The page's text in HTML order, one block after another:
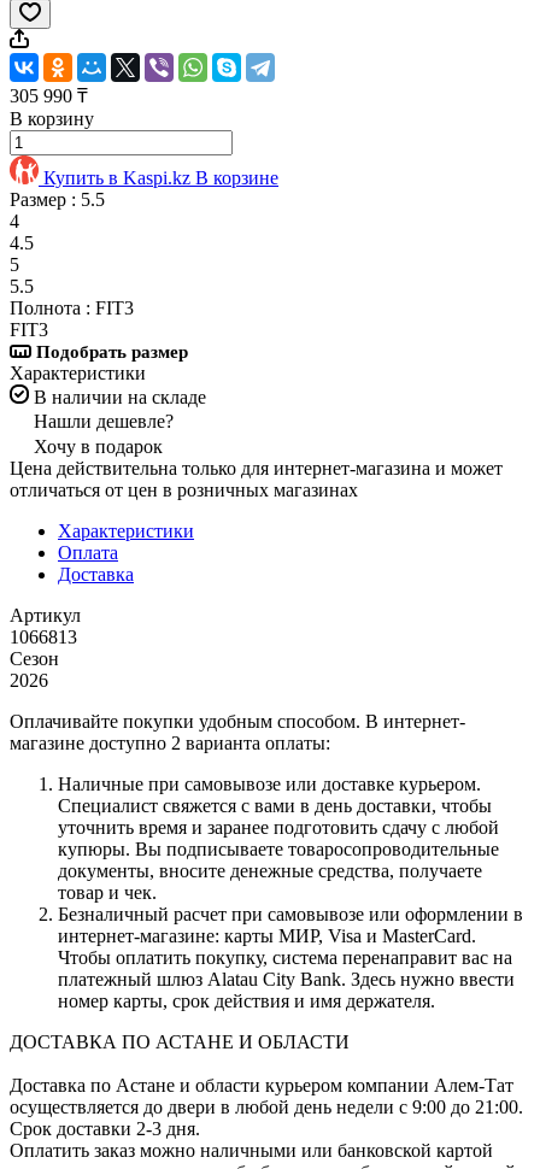
305 990 ₸
В корзину
Купить в Kaspi.kz В корзине
Размер : 5.5
4
4.5
5
5.5
Полнота : FIT3
FIT3
Подобрать размер
Характеристики
В наличии на складе
Нашли дешевле?
Хочу в подарок
Цена действительна только для интернет-магазина и может
отличаться от цен в розничных магазинах
Характеристики
Оплата
Доставка
Артикул
1066813
Сезон
2026
Оплачивайте покупки удобным способом. В интернет-
магазине доступно 2 варианта оплаты:
Наличные при самовывозе или доставке курьером.
Специалист свяжется с вами в день доставки, чтобы
уточнить время и заранее подготовить сдачу с любой
купюры. Вы подписываете товаросопроводительные
документы, вносите денежные средства, получаете
товар и чек.
Безналичный расчет при самовывозе или оформлении в
интернет-магазине: карты МИР, Visa и MasterCard.
Чтобы оплатить покупку, система перенаправит вас на
платежный шлюз Alatau City Bank. Здесь нужно ввести
номер карты, срок действия и имя держателя.
ДОСТАВКА ПО АСТАНЕ И ОБЛАСТИ
Доставка по Астане и области курьером компании Алем-Тат
осуществляется до двери в любой день недели с 9:00 до 21:00.
Срок доставки 2-3 дня.
Оплатить заказ можно наличными или банковской картой